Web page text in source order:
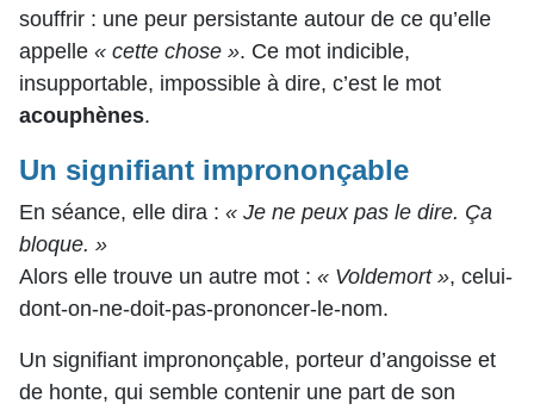
souffrir : une peur persistante autour de ce qu’elle
appelle « cette chose ». Ce mot indicible,
insupportable, impossible à dire, c’est le mot
acouphènes.
Un signifiant imprononçable
En séance, elle dira : « Je ne peux pas le dire. Ça
bloque. »
Alors elle trouve un autre mot : « Voldemort », celui-
dont-on-ne-doit-pas-prononcer-le-nom.
Un signifiant imprononçable, porteur d’angoisse et
de honte, qui semble contenir une part de son